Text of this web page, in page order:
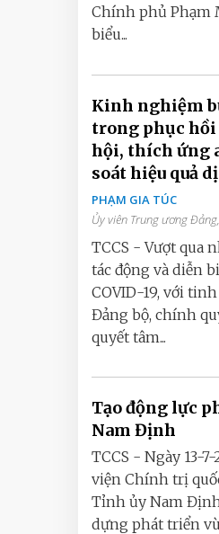
Chính phủ Phạm
biểu...
Kinh nghiệm
trong phục
hội, thích ứng
soát hiệu quả
PHẠM GIA TÚC
Ủy viên Trung ương
TCCS - Vượt qua
tác động và diễn
COVID-19, với
Đảng bộ, chính
quyết tâm...
Tạo động lực
Nam Định
TCCS - Ngày 13-
viện Chính trị
Tỉnh ủy Nam
dựng phát triển